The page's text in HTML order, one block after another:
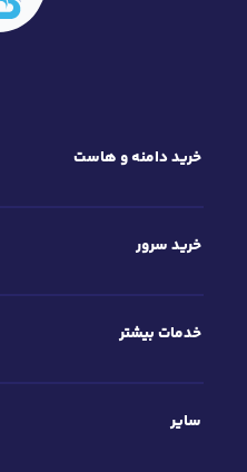
خرید دامنه و هاست
خرید سرور
خدمات بیشتر
سایر